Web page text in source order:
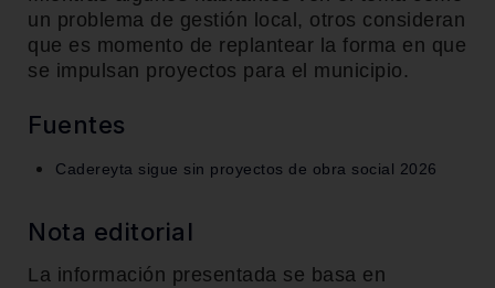
un problema de gestión local, otros consideran
que es momento de replantear la forma en que
se impulsan proyectos para el municipio.
Fuentes
Cadereyta sigue sin proyectos de obra social 2026
Nota editorial
La información presentada se basa en